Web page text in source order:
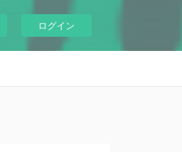
ログイン